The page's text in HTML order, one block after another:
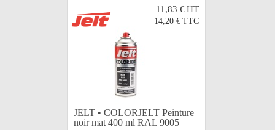
11,83 €HT
14,20 € TTC
JELT • COLORJELT Peinture
noir mat 400 ml RAL 9005